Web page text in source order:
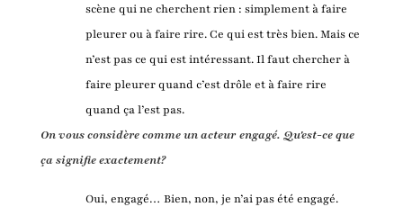
scène qui ne cherchent rien : simplement à faire
pleurer ou à faire rire. Ce qui est très bien. Mais ce
n’est pas ce qui est intéressant. Il faut chercher à
faire pleurer quand c’est drôle et à faire rire
quand ça l’est pas.
On vous considère comme un acteur engagé. Qu'est-ce que
ça signifie exactement?
Oui, engagé… Bien, non, je n’ai pas été engagé.